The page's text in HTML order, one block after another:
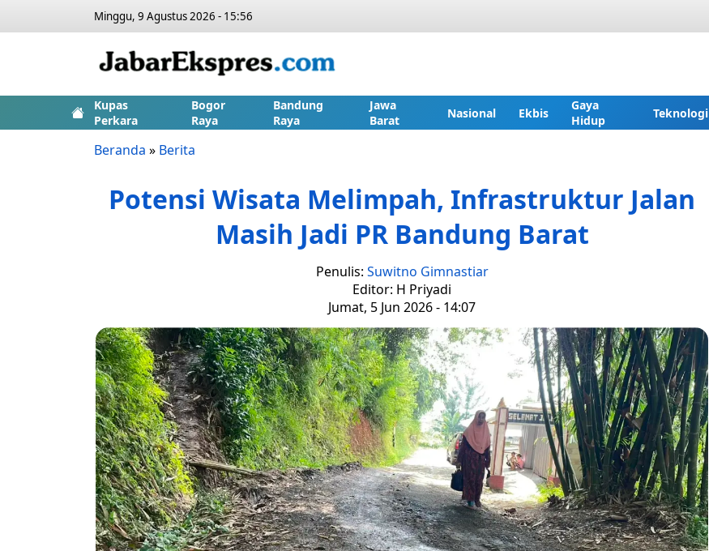
Minggu, 9 Agustus 2026 - 15:56
Kupas
Perkara
Bogor
Raya
Bandung
Raya
Jawa
Barat
Nasional Ekbis
Gaya
Hidup
Teknologi
Beranda » Berita
Potensi Wisata Melimpah, Infrastruktur Jalan
Masih Jadi PR Bandung Barat
Penulis: Suwitno Gimnastiar
Editor: H Priyadi
Jumat, 5 Jun 2026 - 14:07